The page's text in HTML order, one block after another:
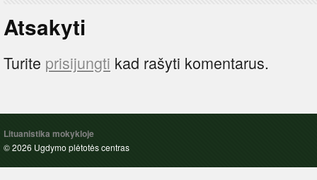
Atsakyti
Turite prisijungti kad rašyti komentarus.
Lituanistika mokykloje
© 2026 Ugdymo plėtotės centras